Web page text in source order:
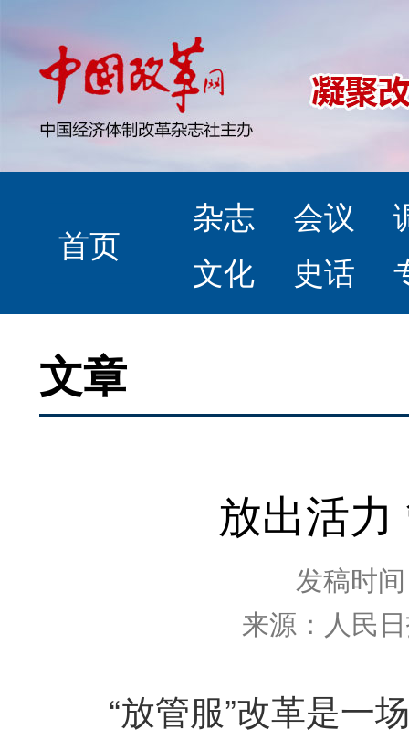
首页
杂志 会议
文化
史话
文章
放出活
发稿时
来源：人民
“放管服”改革是一场